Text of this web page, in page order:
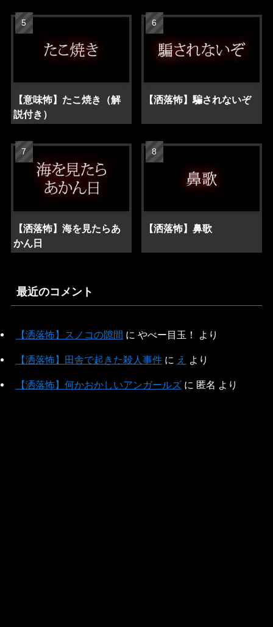
【意味怖】たこ焼き（解
説付き）
【洒落怖】騙されないぞ
【洒落怖】海を見たらあ
かん日
【洒落怖】鼻歌
最近のコメント
【洒落怖】スノコの隙間 に やべー目玉！ より
【洒落怖】田舎で起きた殺人事件に え より
【洒落怖】何かおかしいアンガールズに 匿名 より